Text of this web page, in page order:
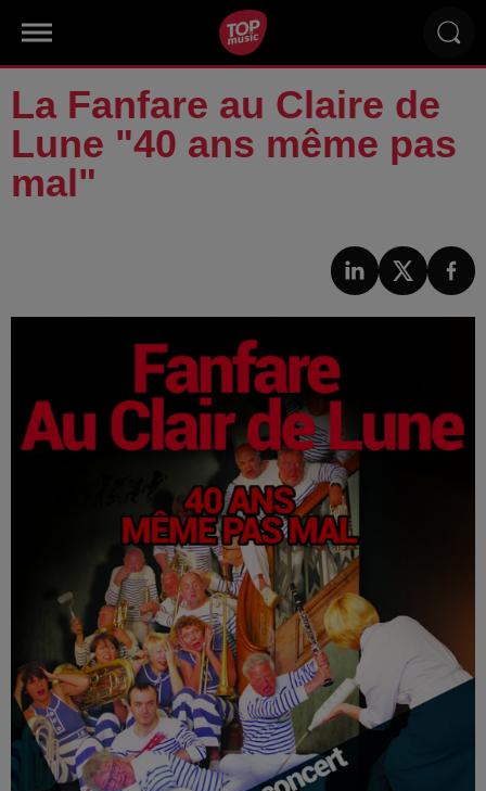
La Fanfare au Claire de
Lune "40 ans même pas
mal"